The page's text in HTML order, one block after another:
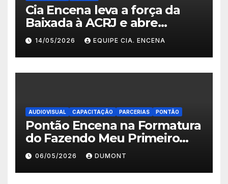
Cia Encena leva a força da
Baixada à ACRJ e abre
inscrições para a 2ª turma do
Fazendo Meu Primeiro Filme”
em Nova Iguaçu
14/05/2026 EQUIPE CIA. ENCENA
AUDIOVISUAL CAPACITAÇÃO PARCERIAS PONTÃO
Pontão Encena na Formatura
do Fazendo Meu Primeiro
Filme no Degase Belford
Roxo e reforça as inscrições
abertas em Nova Iguaçu
06/05/2026 DUMONT